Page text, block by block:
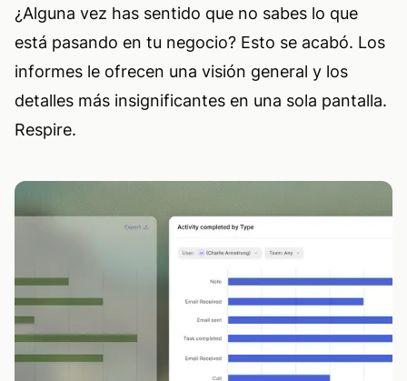
¿Alguna vez has sentido que no sabes lo que
está pasando en tu negocio? Esto se acabó. Los
informes le ofrecen una visión general y los
detalles más insignificantes en una sola pantalla.
Respire.